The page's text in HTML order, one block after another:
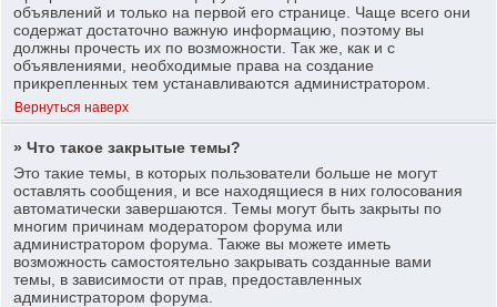
объявлений и только на первой его странице. Чаще всего они
содержат достаточно важную информацию, поэтому вы
должны прочесть их по возможности. Так же, как и с
объявлениями, необходимые права на создание
прикрепленных тем устанавливаются администратором.
Вернуться наверх
» Что такое закрытые темы?
Это такие темы, в которых пользователи больше не могут
оставлять сообщения, и все находящиеся в них голосования
автоматически завершаются. Темы могут быть закрыты по
многим причинам модератором форума или
администратором форума. Также вы можете иметь
возможность самостоятельно закрывать созданные вами
темы, в зависимости от прав, предоставленных
администратором форума.